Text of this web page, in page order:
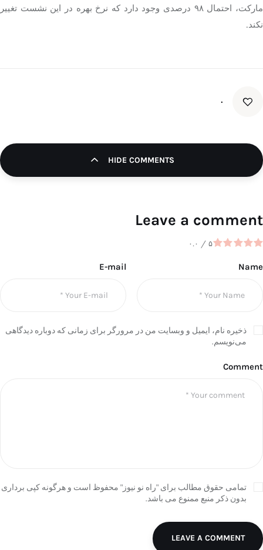
مارکت، احتمال ۹۸ درصدی وجود دارد که نرخ بهره در این نشست تغییر
نکند.
۰
HIDE COMMENTS
Leave a comment
۰.۰ / ۵
Name
E-mail
ذخیره نام، ایمیل و وبسایت من در مرورگر برای زمانی که دوباره دیدگاهی
می‌نویسم.
Comment
تمامی حقوق مطالب برای "راه نو نیوز" محفوظ است و هرگونه کپی برداری
بدون ذکر منبع ممنوع می باشد.
LEAVE A COMMENT